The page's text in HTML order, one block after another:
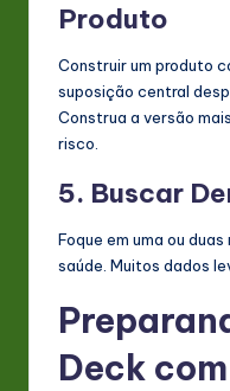
Produto
Construir um produto
suposição central
Construa a versão
risco.
5. Buscar
Foque em uma ou
saúde. Muitos dados
Deck